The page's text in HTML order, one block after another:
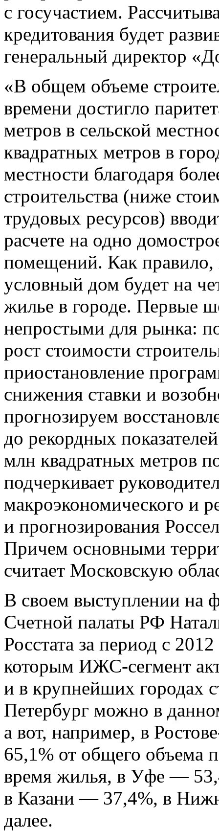
с госучастием.
кредитования будет
генеральный директор
«В общем объеме
времени достигло
метров в сельской
квадратных метров в
местности благодаря
строительства (ниже
трудовых ресурсов)
расчете на одно
помещений. Как правило,
условный дом будет на
жилье в городе. Первые
непростыми для рынка:
рост стоимости
приостановление
снижения ставки и
прогнозируем
до рекордных
млн квадратных метров
подчеркивает
макроэкономического и
и прогнозирования
Причем основными
считает Московскую
В своем выступлении на
Счетной палаты РФ
Росстата за период с
которым ИЖС-сегмент
и в крупнейших городах
Петербург можно в
а вот, например, в
65,1% от общего объема
время жилья, в Уфе —
в Казани — 37,4%, в
далее.